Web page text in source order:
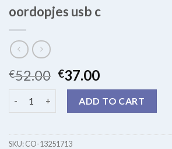
oordopjes usb c
€52.00 €37.00
ADD TO CART
SKU:CO-13251713